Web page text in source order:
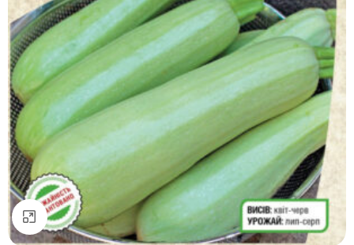
Натисніть, щоб збільшити